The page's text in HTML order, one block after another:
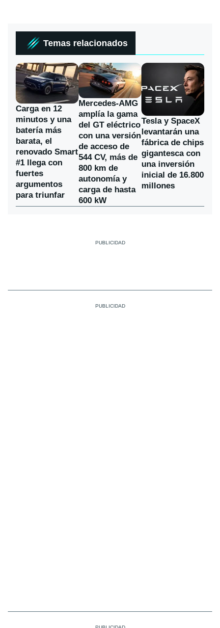
Temas relacionados
Carga en 12
minutos y una
batería más
barata, el
renovado Smart
#1 llega con
fuertes
argumentos
para triunfar
Mercedes-AMG
amplía la gama
del GT eléctrico
con una versión
de acceso de
544 CV, más de
800 km de
autonomía y
carga de hasta
600 kW
Tesla y SpaceX
levantarán una
fábrica de chips
gigantesca con
una inversión
inicial de 16.800
millones